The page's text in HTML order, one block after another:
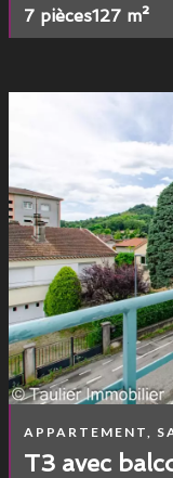
7 pièces127 m²
APPARTEMENT,
T3 avec